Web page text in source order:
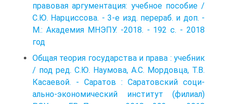
правовая аргументация: учебное пособие /
С.Ю. Нарциссова. - 3-е изд. перераб. и доп. -
М.: Академия МНЭПУ. -2018. - 192 с. - 2018
год
Общая теория государства и права : учебник
/ под ред. С.Ю. Наумова, А.С. Мордовца, Т.В.
Касаевой. - Саратов : Саратовский соци­
ально-экономический институт (филиал)